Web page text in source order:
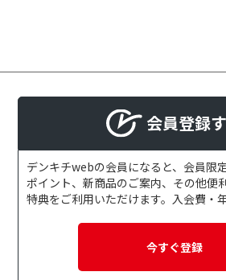
会員登録
デンキチwebの会員になると、会員限
ポイント、新商品のご案内、その他便
特典をご利用いただけます。入会費・
今すぐ登録